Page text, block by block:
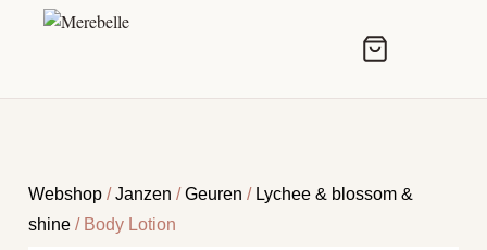
Webshop /Janzen /Geuren / Lychee & blossom &
shine / Body Lotion